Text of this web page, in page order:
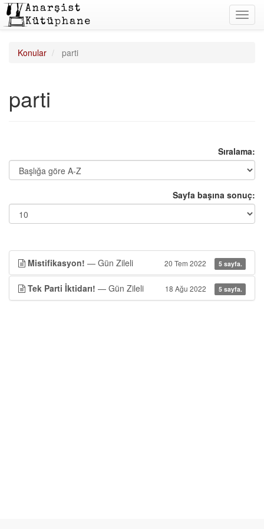
Konular parti
parti
Sıralama:
Sayfa başına sonuç:
Mistifikasyon! — Gün Zileli 20 Tem 2022 5 sayfa.
Tek Parti İktidarı! — Gün Zileli 18 Ağu 2022 5 sayfa.